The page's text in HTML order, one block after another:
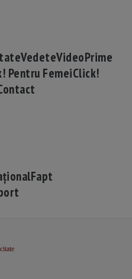
VedeteVideoPrime
Pentru FemeiClick!
Fapt